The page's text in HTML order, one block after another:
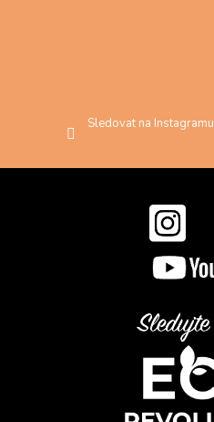
Sledovat na Instagramu